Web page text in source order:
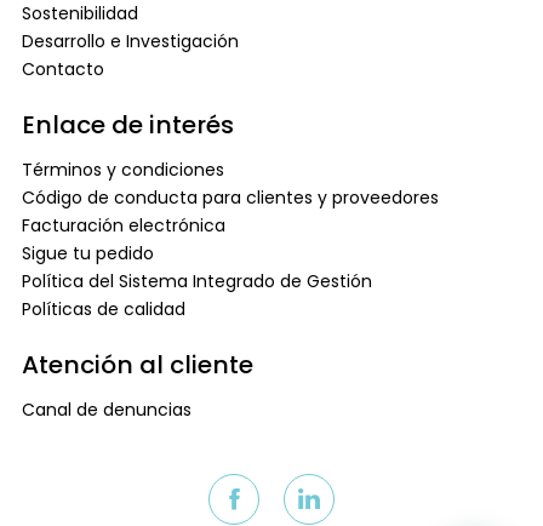
Sostenibilidad
Desarrollo e Investigación
Contacto
Enlace de interés
Términos y condiciones
Código de conducta para clientes y proveedores
Facturación electrónica
Sigue tu pedido
Política del Sistema Integrado de Gestión
Políticas de calidad
Atención al cliente
Canal de denuncias